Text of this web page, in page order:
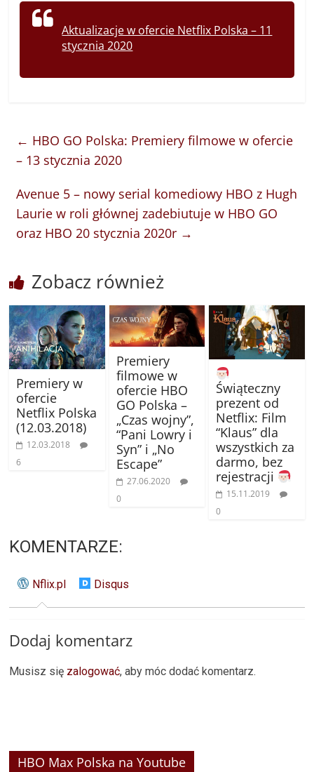
Aktualizacje w ofercie Netflix Polska – 11
stycznia 2020
← HBO GO Polska: Premiery filmowe w ofercie
– 13 stycznia 2020
Avenue 5 – nowy serial komediowy HBO z Hugh
Laurie w roli głównej zadebiutuje w HBO GO
oraz HBO 20 stycznia 2020r →
Zobacz również
Premiery w
ofercie
Netflix Polska
(12.03.2018)
12.03.2018
6
Premiery
filmowe w
ofercie HBO
GO Polska –
„Czas wojny”,
“Pani Lowry i
Syn” i „No
Escape”
27.06.2020
0
Świąteczny
prezent od
Netflix: Film
“Klaus” dla
wszystkich za
darmo, bez
rejestracji
15.11.2019
0
KOMENTARZE:
Nflix.pl Disqus
Dodaj komentarz
Musisz się zalogować, aby móc dodać komentarz.
HBO Max Polska na Youtube